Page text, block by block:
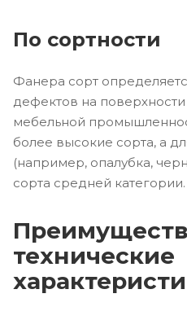
По сортности
Фанера сорт
дефектов на
мебельной
более высокие сорта, а
(например, опалубка,
сорта средней категории.
технические